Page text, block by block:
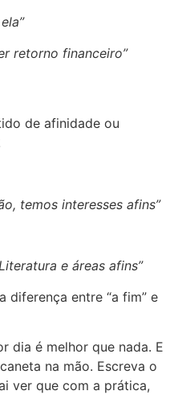
retorno financeiro”
de afinidade ou
temos interesses afins”
e áreas afins”
diferença entre “a fim” e
dia é melhor que nada. E
na mão. Escreva o
ver que com a prática,